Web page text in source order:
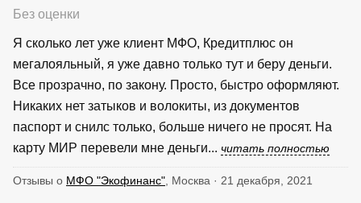
Без оценки
Я сколько лет уже клиент МФО, Кредитплюс он
мегалояльный, я уже давно только тут и беру деньги.
Все прозрачно, по закону. Просто, быстро оформляют.
Никаких нет затыков и волокиты, из документов
паспорт и снилс только, больше ничего не просят. На
карту МИР перевели мне деньги... читать полностью
Отзывы о МФО "Экофинанс" , Москва · 21 декабря, 2021